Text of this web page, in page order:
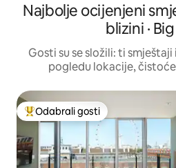
Najbolje ocijenjeni
blizini ·
Gosti su se složili: ti
pogledu lokacije,
Među najviše rangiranima s
Odabrali gosti